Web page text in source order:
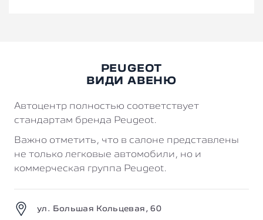
PEUGEOT
ВИДИ АВЕНЮ
Автоцентр полностью соответствует
стандартам бренда Peugeot.
Важно отметить, что в салоне представлены
не только легковые автомобили, но и
коммерческая группа Peugeot.
ул. Большая Кольцевая, 60